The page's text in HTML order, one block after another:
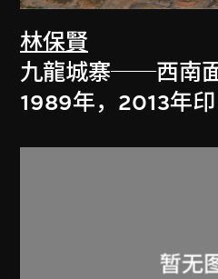
林保賢
九龍城寨──西南
1989年，2013年印